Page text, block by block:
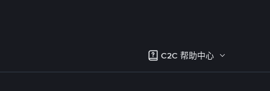
C2C 帮助中心